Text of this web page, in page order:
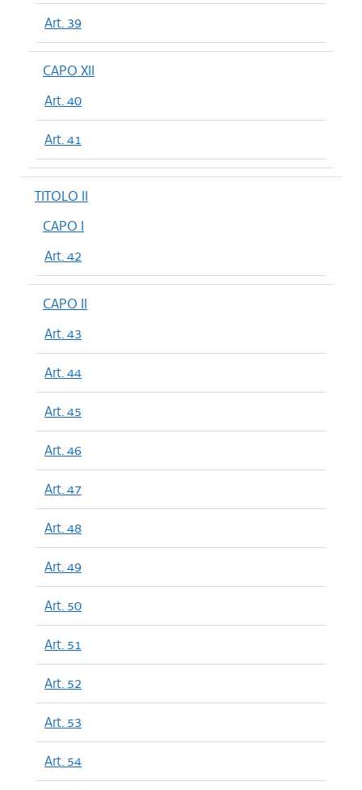
Art. 39
CAPO XII
Art. 40
Art. 41
TITOLO II
CAPO I
Art. 42
CAPO II
Art. 43
Art. 44
Art. 45
Art. 46
Art. 47
Art. 48
Art. 49
Art. 50
Art. 51
Art. 52
Art. 53
Art. 54